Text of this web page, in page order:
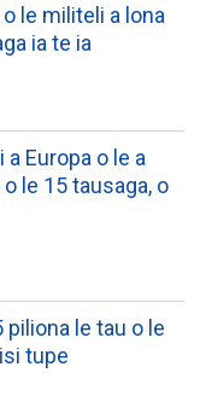
o le militeli a lona
ia te ia
Europa o le a
le 15 tausaga, o
piliona le tau o le
tupe